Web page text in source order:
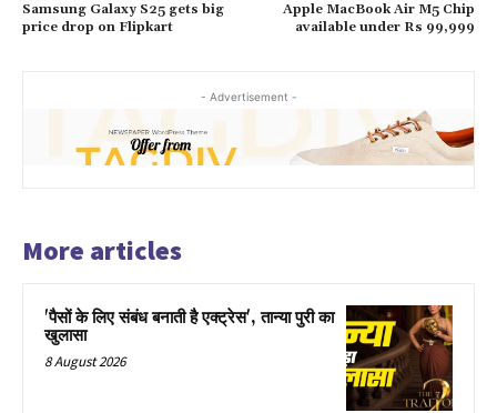
Samsung Galaxy S25 gets big
price drop on Flipkart
Apple MacBook Air M5 Chip
available under Rs 99,999
- Advertisement -
More articles
'पैसों के लिए संबंध बनाती है एक्ट्रेस', तान्या पुरी का
खुलासा
8 August 2026